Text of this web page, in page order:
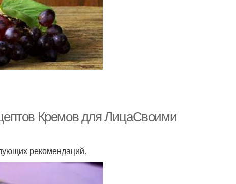
Кремов для ЛицаСвоими
рекомендаций.